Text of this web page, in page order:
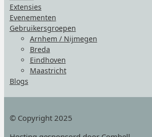
Extensies
Evenementen
Gebruikersgroepen
Arnhem / Nijmegen
Breda
Eindhoven
Maastricht
Blogs
© Copyright 2025